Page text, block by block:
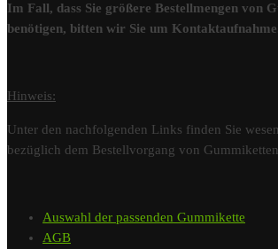
Im Fall, dass Sie größere Bestellmengen von
benötigen, bitten wir Sie um
Hinweis:
Unter den nachfolgenden Links finden Sie
bezüglich dem Bestellvorgang von
Auswahl der passenden Gummikette
AGB